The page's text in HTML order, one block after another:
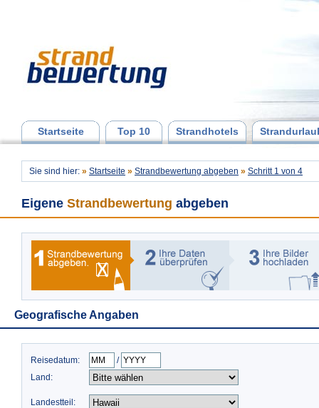
Startseite Top 10 Strandhotels
Sie sind hier: » Startseite » Strandbewertung abgeben » Schritt 1 von 4
Eigene Strandbewertung abgeben
Geografische Angaben
Reisedatum:
/
Land:
Landestteil: